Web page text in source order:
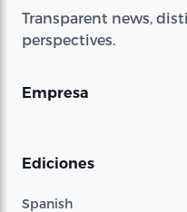
Transparent news,
perspectives.
Empresa
Ediciones
Spanish